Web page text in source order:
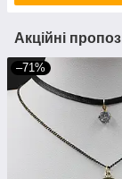
Акційні
–71%